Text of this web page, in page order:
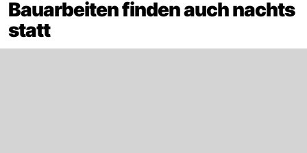
Bauarbeiten finden auch nachts
statt